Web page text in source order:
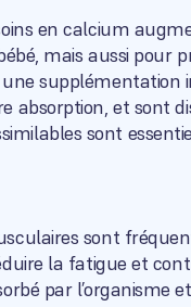
en calcium
mais aussi pour
supplémentation
absorption, et sont
sont
sont
la fatigue et
par l’organisme